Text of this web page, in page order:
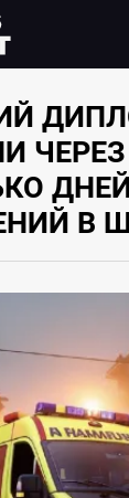
ЧЕРЕЗ
В